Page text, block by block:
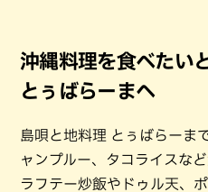
沖縄料理を食べたい
とぅばらーまへ
島唄と地料理 とぅばらーま
ャンプルー、タコライスな
ラフテー炒飯やドゥル天、